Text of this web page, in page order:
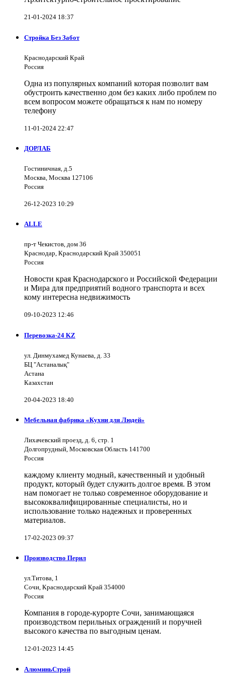
21-01-2024 18:37
Стройка Без Забот
Краснодарский Край
Россия
Одна из популярных компаний которая позволит вам
обустроить качественно дом без каких либо проблем по
всем вопросом можете обращаться к нам по номеру
телефону
11-01-2024 22:47
ДОРЛАБ
Гостиничная, д.5
Москва, Москва 127106
Россия
26-12-2023 10:29
ALLE
пр-т Чекистов, дом 36
Краснодар, Краснодарский Край 350051
Россия
Новости края Краснодарского и Российской Федерации
и Мира для предприятий водного транспорта и всех
кому интересна недвижимость
09-10-2023 12:46
Перевозка-24 KZ
ул. Динмухамед Кунаева, д. 33
БЦ "Астаналық"
Астана
Казахстан
20-04-2023 18:40
Мебельная фабрика «Кухни для Людей»
Лихачевский проезд, д. 6, стр. 1
Долгопрудный, Московская Область 141700
Россия
каждому клиенту модный, качественный и удобный
продукт, который будет служить долгое время. В этом
нам помогает не только современное оборудование и
высококвалифицированные специалисты, но и
использование только надежных и проверенных
материалов.
17-02-2023 09:37
Производство Перил
ул.Титова, 1
Сочи, Краснодарский Край 354000
Россия
Компания в городе-курорте Сочи, занимающаяся
производством перильных ограждений и поручней
высокого качества по выгодным ценам.
12-01-2023 14:45
АлюминьСтрой